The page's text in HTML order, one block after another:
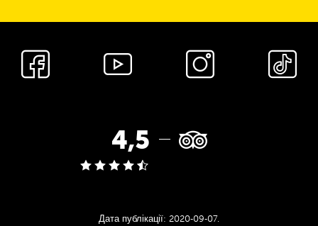
Соціальні
мережі
Рейтинг
Tripadvisor:
4,5
Дата публікації: 2020‑09‑07.